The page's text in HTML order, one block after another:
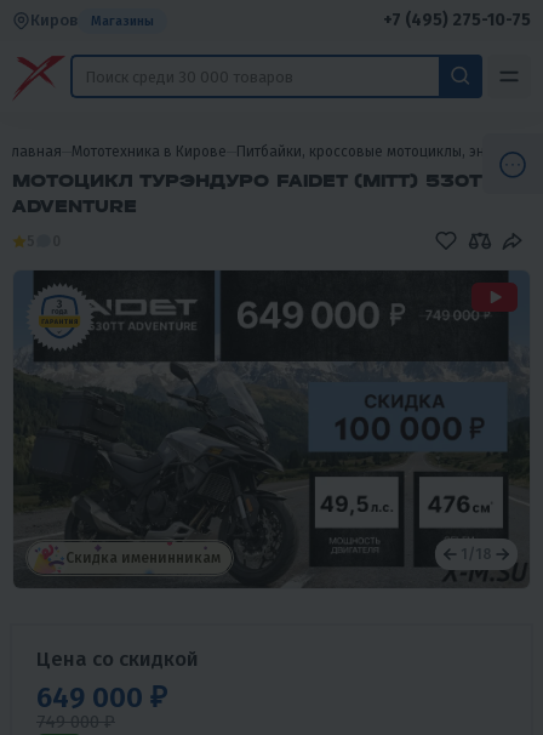
Киров Магазины +7 (495) 275-10-75
Главная Мототехника в Кирове Питбайки, кроссовые мотоциклы, эндуро в
МОТОЦИКЛ ТУРЭНДУРО FAIDET (MITT) 530TT
ADVENTURE
Скидка именинникам / 18
Цена со скидкой
649 000 ₽
749 000 ₽